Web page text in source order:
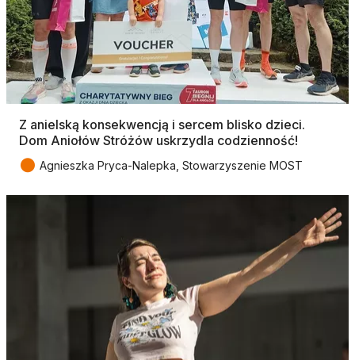
Z anielską konsekwencją i sercem blisko dzieci.
Dom Aniołów Stróżów uskrzydla codzienność!
● Agnieszka Pryca-Nalepka, Stowarzyszenie MOST